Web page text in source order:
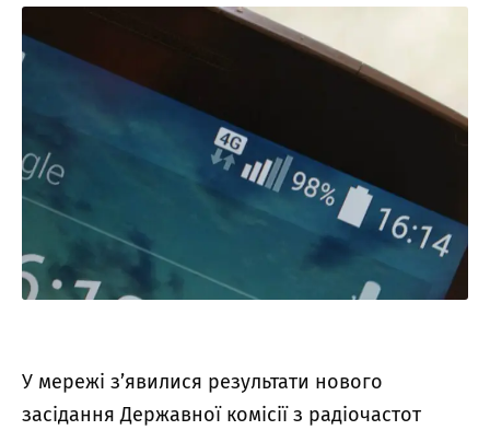
У мережі з’явилися результати нового
засідання Державної комісії з радіочастот